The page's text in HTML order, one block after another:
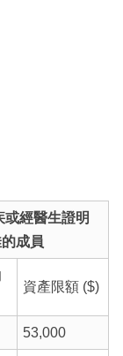
或經醫生證明
成員
資產限額 ($)
53,000